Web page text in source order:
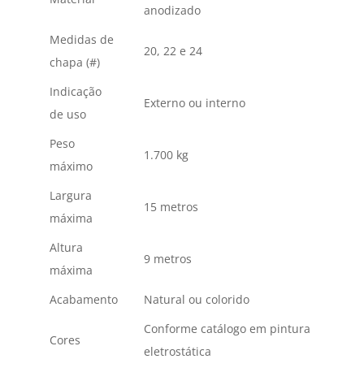
anodizado
Medidas de
chapa (#)
20, 22 e 24
Indicação
de uso
Externo ou interno
Peso
máximo
1.700 kg
Largura
máxima
15 metros
Altura
máxima
9 metros
Acabamento Natural ou colorido
Cores
Conforme catálogo em pintura
eletrostática